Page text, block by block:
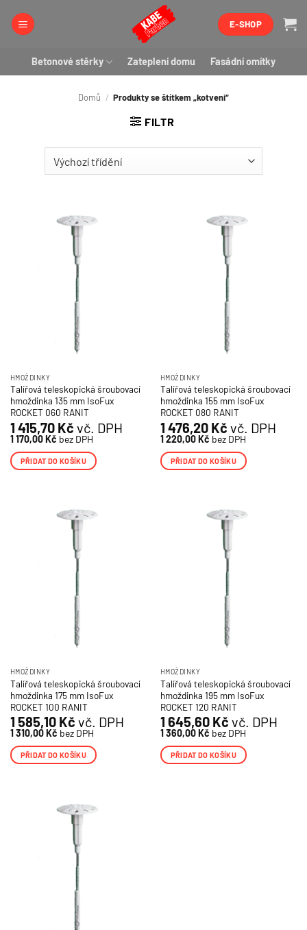
E-SHOP
Betonové stěrky Zateplení domu Fasádní omítky
Domů / Produkty se štítkem „kotveni“
FILTR
HMOŽDINKY
Talířová teleskopická šroubovací
hmoždinka 135 mm IsoFux
ROCKET 060 RANIT
1 415,70 Kč vč. DPH
1 170,00Kč bez DPH
PŘIDAT DO KOŠÍKU
HMOŽDINKY
Talířová teleskopická šroubovací
hmoždinka 155 mm IsoFux
ROCKET 080 RANIT
1 476,20 Kč vč. DPH
1 220,00Kč bez DPH
PŘIDAT DO KOŠÍKU
HMOŽDINKY
Talířová teleskopická šroubovací
hmoždinka 175 mm IsoFux
ROCKET 100 RANIT
1 585,10 Kč vč. DPH
1 310,00Kč bez DPH
PŘIDAT DO KOŠÍKU
HMOŽDINKY
Talířová teleskopická šroubovací
hmoždinka 195 mm IsoFux
ROCKET 120 RANIT
1 645,60 Kč vč. DPH
1 360,00Kč bez DPH
PŘIDAT DO KOŠÍKU